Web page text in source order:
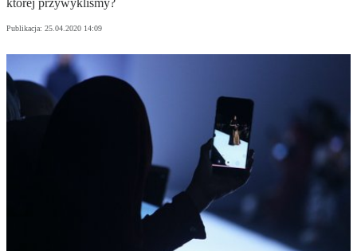
której przywykliśmy?
Publikacja: 25.04.2020 14:09